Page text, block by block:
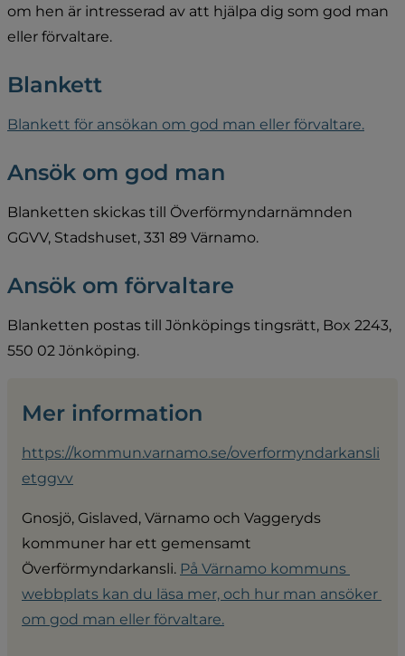
om hen är intresserad av att hjälpa dig som god man
eller förvaltare.
Blankett
Blankett för ansökan om god man eller förvaltare.
Ansök om god man
Blanketten skickas till Överförmyndarnämnden
GGVV, Stadshuset, 331 89 Värnamo.
Ansök om förvaltare
Blanketten postas till Jönköpings tingsrätt, Box 2243,
550 02 Jönköping.
Mer information
https://kommun.varnamo.se/overformyndarkansli
etggvv
Gnosjö, Gislaved, Värnamo och Vaggeryds
kommuner har ett gemensamt
Överförmyndarkansli. På Värnamo kommuns
webbplats kan du läsa mer, och hur man ansöker
om god man eller förvaltare.